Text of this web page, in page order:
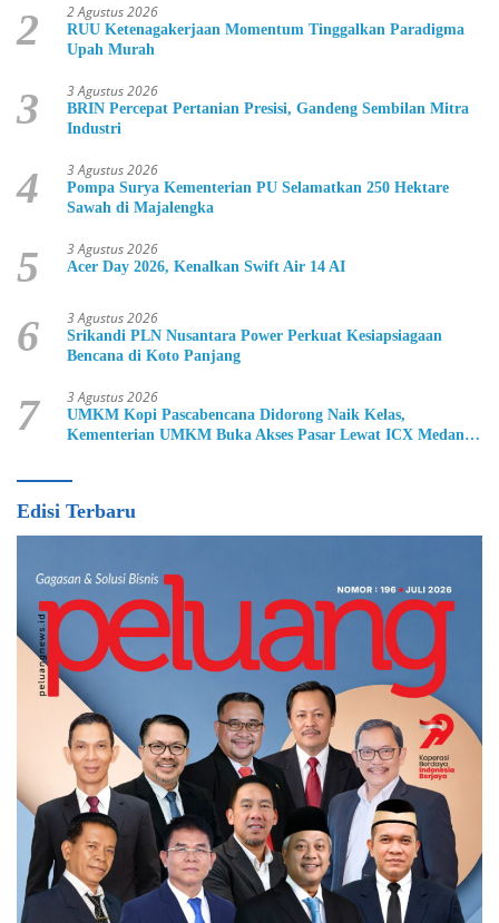
2 2 Agustus 2026
RUU Ketenagakerjaan Momentum Tinggalkan Paradigma
Upah Murah
3 3 Agustus 2026
BRIN Percepat Pertanian Presisi, Gandeng Sembilan Mitra
Industri
4 3 Agustus 2026
Pompa Surya Kementerian PU Selamatkan 250 Hektare
Sawah di Majalengka
5 3 Agustus 2026
Acer Day 2026, Kenalkan Swift Air 14 AI
6 3 Agustus 2026
Srikandi PLN Nusantara Power Perkuat Kesiapsiagaan
Bencana di Koto Panjang
7 3 Agustus 2026
UMKM Kopi Pascabencana Didorong Naik Kelas,
Kementerian UMKM Buka Akses Pasar Lewat ICX Medan
Edisi Terbaru